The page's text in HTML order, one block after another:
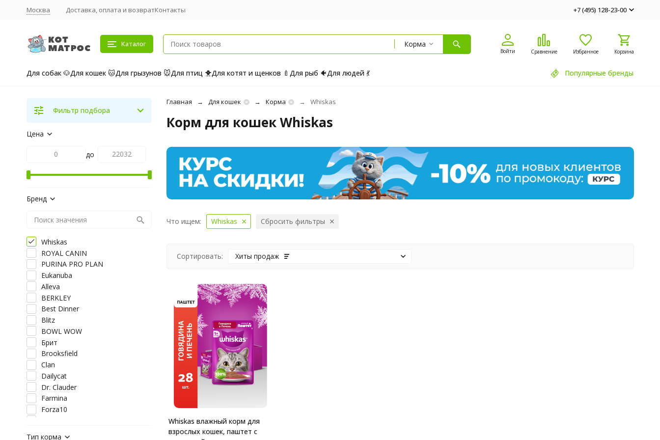
Москва Доставка, оплата и возвратКонтакты +7 (495) 128-23-00
Каталог Корма
Войти Сравнение Избранное Корзина
Для собак 🐶Для кошек 🐱Для грызунов 🐭Для птиц 🐥Для котят и щенков 🍼 Для рыб 🐠Для людей 💃 Популярные бренды
Главная Для кошек Корма Whiskas
Корм для кошек Whiskas
Что ищем: Whiskas Сбросить фильтры
Сортировать: Хиты продаж
Whiskas влажный корм для
взрослых кошек, паштет с
Фильтр подбора
Цена
до
Бренд
ROYAL CANIN
PURINA PRO PLAN
Eukanuba
Alleva
BERKLEY
Best Dinner
Blitz
BOWL WOW
Брит
Brooksfield
Clan
Dailycat
Dr. Clauder
Farmina
Forza10
Whiskas
Тип корма